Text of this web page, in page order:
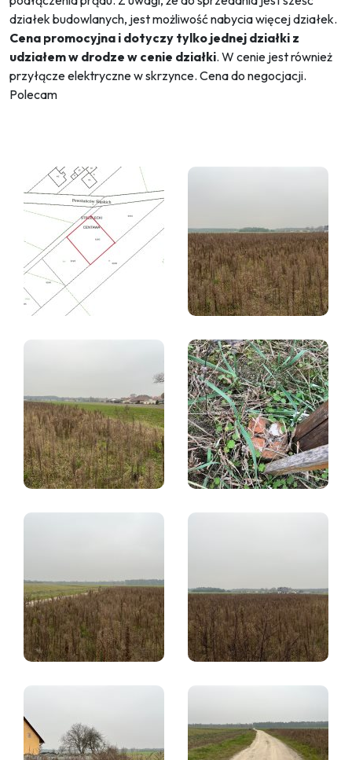
działek budowlanych, jest możliwość nabycia więcej działek.
Cena promocyjna i dotyczy tylko jednej działki z
udziałem w drodze w cenie działki. W cenie jest również
przyłącze elektryczne w skrzynce. Cena do negocjacji.
Polecam